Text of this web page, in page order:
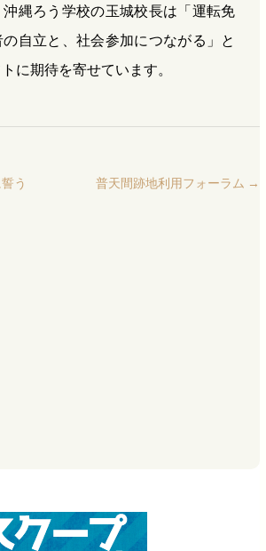
縄ろう学校の玉城校長は「運転免
自立と、社会参加につながる」と
に期待を寄せています。
う 普天間跡地利用フォーラム →